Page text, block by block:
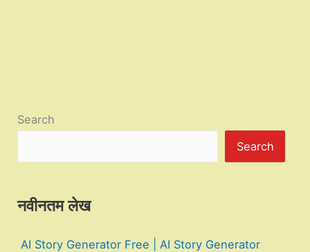
Search
Search
नवीनतम लेख
AI Story Generator Free | AI Story Generator